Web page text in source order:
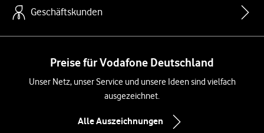
Geschäftskunden
Preise für Vodafone Deutschland
Unser Netz, unser Service und unsere Ideen sind vielfach
ausgezeichnet.
Alle Auszeichnungen